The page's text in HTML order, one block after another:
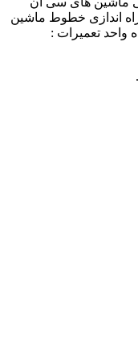
واحد راه اندازی خطوط ماشین
شماره همراه واحد تعمیرات :